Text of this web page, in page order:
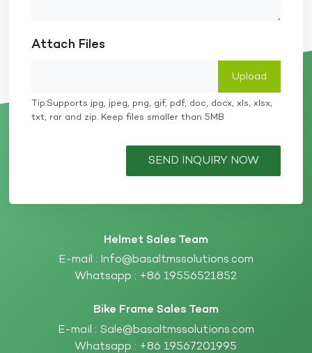
Attach Files
Tip:Supports jpg, jpeg, png, gif, pdf, doc, docx, xls, xlsx,
txt, rar and zip. Keep files smaller than 5MB
SEND INQUIRY NOW
Helmet Sales Team
E-mail : Info@basaltmssolutions.com
Whatsapp : +86 19556521852
Bike Frame Sales Team
E-mail : Sale@basaltmssolutions.com
Whatsapp : +86 19567201995